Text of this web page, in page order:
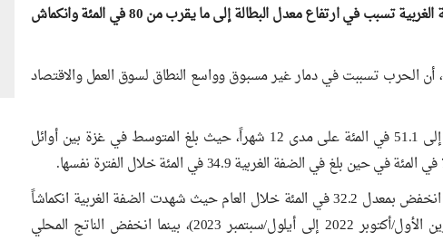
كشفت منظمة العمل الدولية، أن عاماً من الحرب في غزة والضفة الغربية تسبب في ارتفاع معدل البطالة إلى ما يقرب من 80 في المئة وانكماش
الحرب تسببت في دمار غير مسبوق وواسع النطاق لسوق العمل والاقتصاد
وأفاد التقرير بأن معدل البطالة في غزة والضفة الغربية ارتفع إلى ​​51.1 في المئة على مدى 12 شهراً، حيث بلغ المتوسط في غزة بين أوائل
وأوضح أن الناتج المحلي الإجمالي الحقيقي في غزة والضفة، انخفض بمعدل 32.2 في المئة خلال العام حيث شهدت الضفة الغربية انكماشاً
بنسبة 21.7 في المئة مقارنة بالأشهر الـ 12 السابقة (من تشرين الأول/أكتوبر 2022 إلى أيلول/سبتمبر 2023)، بينما انخفض الناتج المحلي